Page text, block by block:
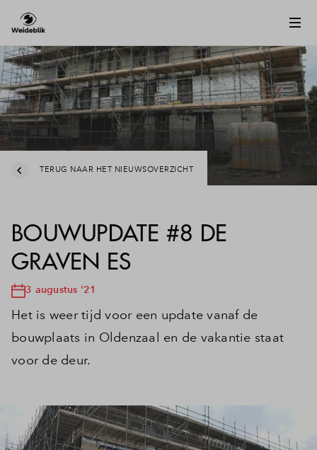
TERUG NAAR HET NIEUWSOVERZICHT
BOUWUPDATE #8 DE
GRAVEN ES
3 augustus '21
Het is weer tijd voor een update vanaf de
bouwplaats in Oldenzaal en de vakantie staat
voor de deur.